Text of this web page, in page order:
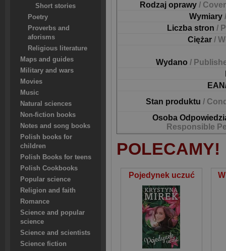
Short stories
Poetry
Proverbs and
aforisms
Religious literature
Maps and guides
Military and wars
Movies
Music
Natural sciences
Non-fiction books
Notes and song books
Polish books for
children
Polish Books for teens
Polish Cookbooks
Popular science
Religion and faith
Romance
Science and popular
science
Science and scientists
Science fiction
Rodzaj oprawy /
Wymiary
Liczba stron /
Ciężar /
Wydano /
Stan produktu /
Osoba
Responsible
POLECAMY!
Pojedynek uczuć